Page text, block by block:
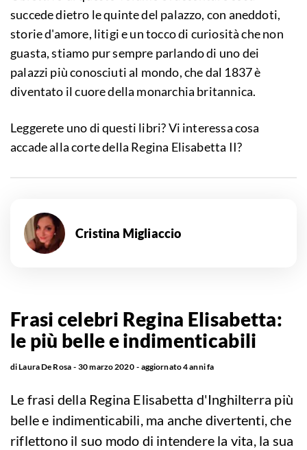
succede dietro le quinte del palazzo, con aneddoti,
storie d'amore, litigi e un tocco di curiosità che non
guasta, stiamo pur sempre parlando di uno dei
palazzi più conosciuti al mondo, che dal 1837 è
diventato il cuore della monarchia britannica.
Leggerete uno di questi libri? Vi interessa cosa
accade alla corte della Regina Elisabetta II?
Cristina Migliaccio
Frasi celebri Regina Elisabetta:
le più belle e indimenticabili
diLaura De Rosa 30 marzo 2020 aggiornato4 anni fa
Le frasi della Regina Elisabetta d'Inghilterra più
belle e indimenticabili, ma anche divertenti, che
riflettono il suo modo di intendere la vita, la sua